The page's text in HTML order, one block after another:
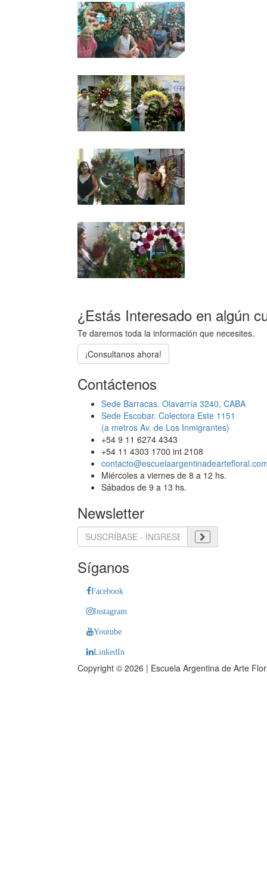
¿Estás Interesado en algún
Te daremos toda la información que necesites.
¡Consultanos ahora!
Contáctenos
Sede Barracas. Olavarría 3240, CABA
Sede Escobar. Colectora Este 1151
(a metros Av. de Los Inmigrantes)
+54 9 11 6274 4343
+54 11 4303 1700 int 2108
Miércoles a viernes de 8 a 12 hs.
Sábados de 9 a 13 hs.
Newsletter
Síganos
Facebook
Instagram
Youtube
LinkedIn
Copyright © 2026 | Escuela Argentina de Arte